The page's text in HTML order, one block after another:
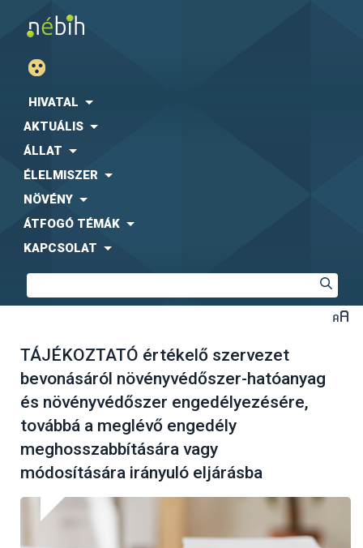
HIVATAL
AKTUÁLIS
ÁLLAT
ÉLELMISZER
NÖVÉNY
ÁTFOGÓ TÉMÁK
KAPCSOLAT
TÁJÉKOZTATÓ értékelő szervezet
bevonásáról növényvédőszer-hatóanyag
és növényvédőszer engedélyezésére,
továbbá a meglévő engedély
meghosszabbítására vagy
módosítására irányuló eljárásba